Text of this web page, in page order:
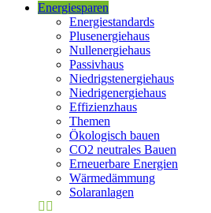
Energiesparen
Energiestandards
Plusenergiehaus
Nullenergiehaus
Passivhaus
Niedrigstenergiehaus
Niedrigenergiehaus
Effizienzhaus
Themen
Ökologisch bauen
CO2 neutrales Bauen
Erneuerbare Energien
Wärmedämmung
Solaranlagen